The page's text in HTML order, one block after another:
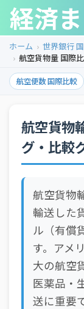
経済
ホーム 世界銀行
航空貨物量 国際
航空便数 国際比較
航空貨物
グ・比較
航空貨物
輸送した
ル（有償
す。アメ
大の航空
医薬品・
送に重要